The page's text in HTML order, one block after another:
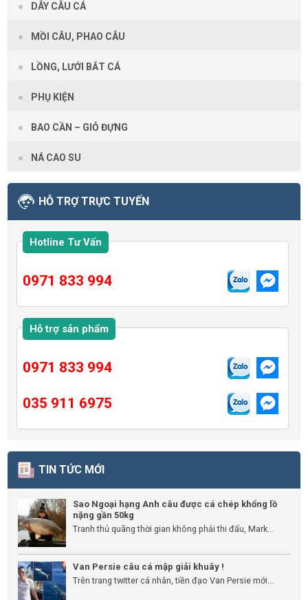
DÂY CÂU CÁ
MỒI CÂU, PHAO CÂU
LỒNG, LƯỚI BẮT CÁ
PHỤ KIỆN
BAO CẦN – GIỎ ĐỰNG
NÁ CAO SU
HỖ TRỢ TRỰC TUYẾN
Hotline Tư Vấn
0971 833 994
Hỗ trợ sản phẩm
0971 833 994
035 911 6975
TIN TỨC MỚI
Sao Ngoại hạng Anh câu được cá chép khổng lồ
nặng gần 50kg
Tranh thủ quãng thời gian không phải thi đấu, Mark...
Van Persie câu cá mập giải khuây !
Trên trang twitter cá nhân, tiền đạo Van Persie mới...